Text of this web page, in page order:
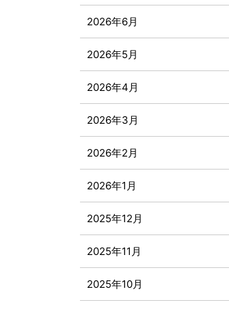
2026年6月
2026年5月
2026年4月
2026年3月
2026年2月
2026年1月
2025年12月
2025年11月
2025年10月